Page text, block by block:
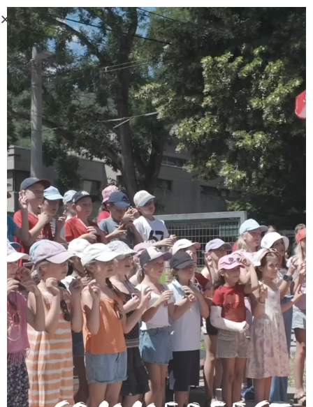
Haben Sie Ihr Passwort vergessen? Bitte geben Sie Ihren
Benutzernamen oder Ihre E-Mail-Adresse ein. Sie erhalten einen Link
per E-Mail, womit Sie sich ein neues Passwort erstellen können.
Benutzername oder E-Mail-Adresse *
PASSWORT ZURÜCKSETZEN
Ein großes Dankeschön an unsere
Unterstützer!